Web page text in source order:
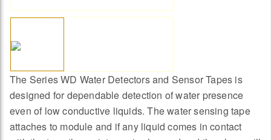
The Series WD Water Detectors and Sensor Tapes is
designed for dependable detection of water presence
even of low conductive liquids. The water sensing tape
attaches to module and if any liquid comes in contact